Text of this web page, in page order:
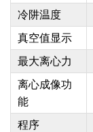
冷阱温度
真空值显示
最大离心力
离心成像功
能
程序